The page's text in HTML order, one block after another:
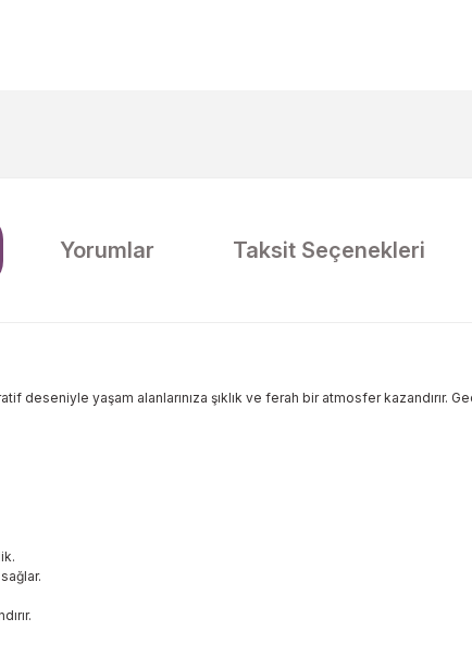
Yorumlar Taksit Seçenekleri
deseniyle yaşam alanlarınıza şıklık ve ferah bir atmosfer kazandırır.